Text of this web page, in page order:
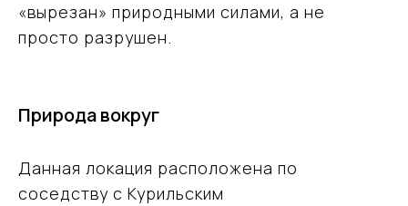
«вырезан» природными силами, а не
просто разрушен.
Природа вокруг
Данная локация расположена по
соседству с Курильским